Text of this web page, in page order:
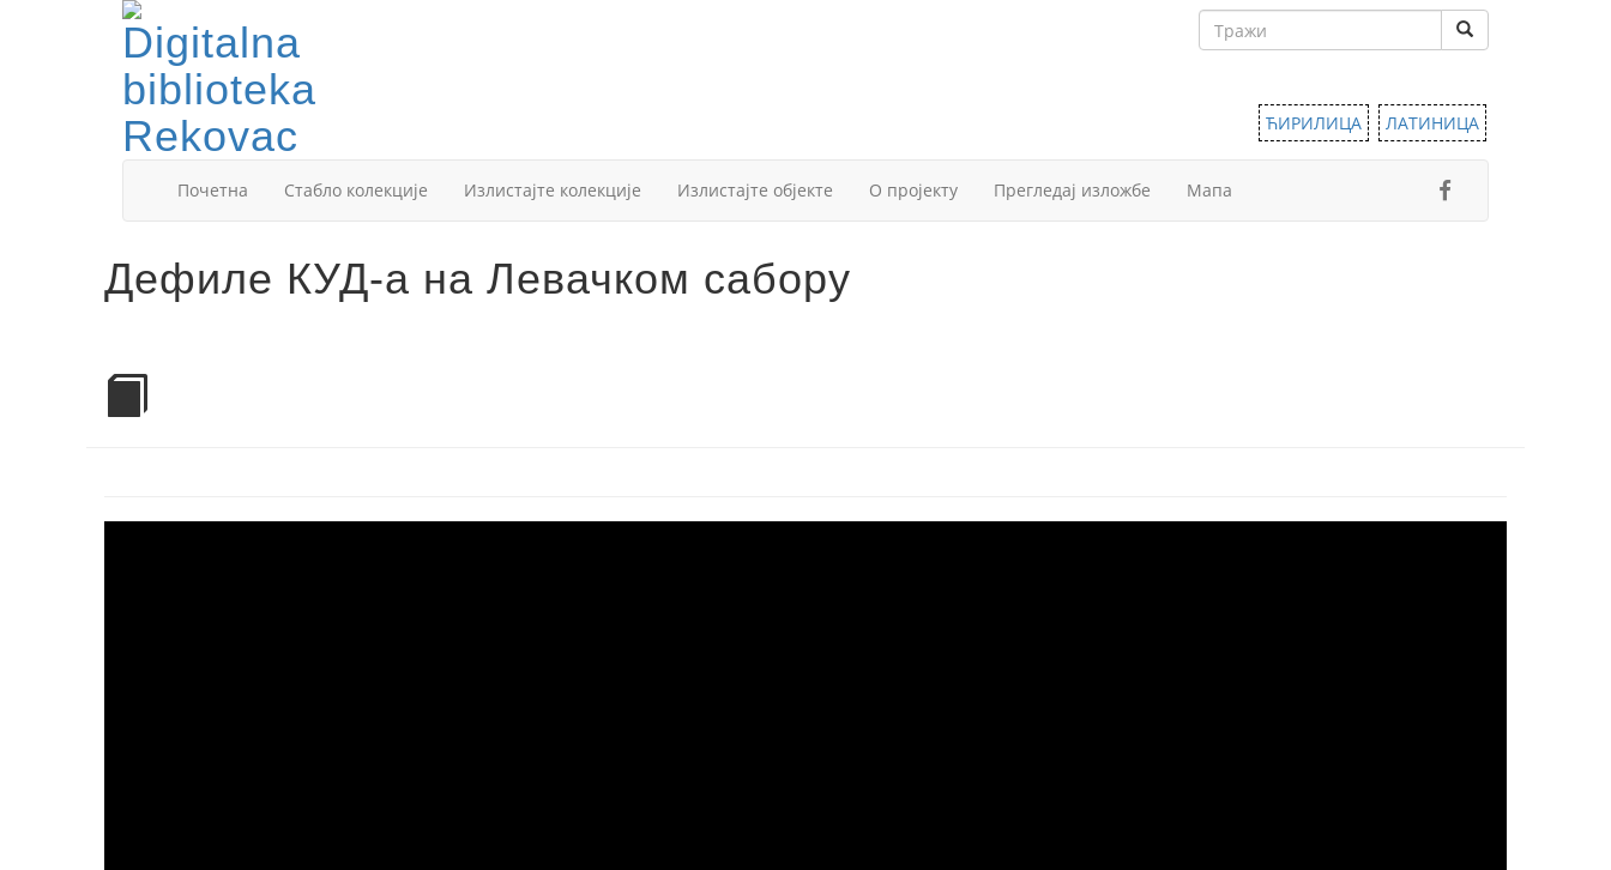
ЋИРИЛИЦА ЛАТИНИЦА
Почетна Стабло колекције Излистајте колекције Излистајте објекте О пројекту Прегледај изложбе Мапа
Дефиле КУД-а на Левачком сабору